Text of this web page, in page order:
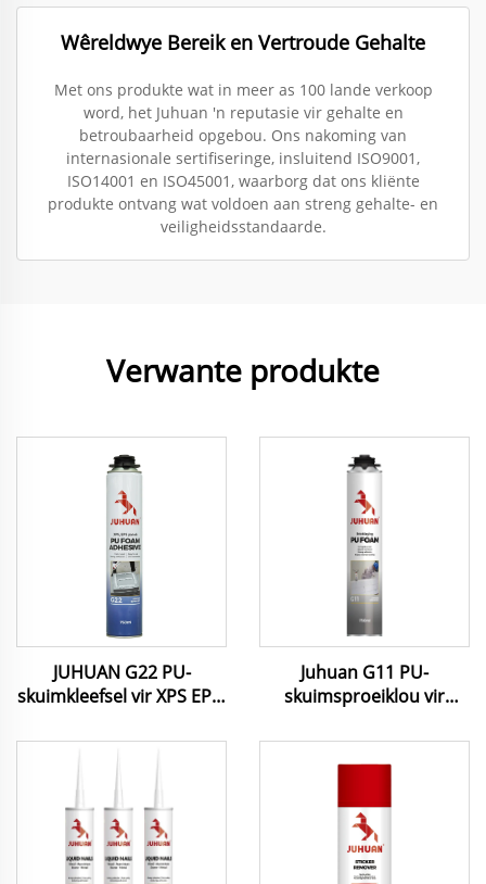
Wêreldwye Bereik en Vertroude Gehalte
Met ons produkte wat in meer as 100 lande verkoop
word, het Juhuan 'n reputasie vir gehalte en
betroubaarheid opgebou. Ons nakoming van
internasionale sertifiseringe, insluitend ISO9001,
ISO14001 en ISO45001, waarborg dat ons kliënte
produkte ontvang wat voldoen aan streng gehalte- en
veiligheidsstandaarde.
Verwante produkte
JUHUAN G22 PU-
skuimkleefsel vir XPS EPS-
Juhuan G11 PU-
skuimsproeiklou vir
Weerbestandig & Hoë
sterkte kleefoplossing vir